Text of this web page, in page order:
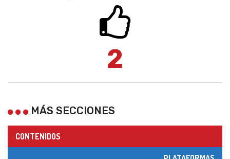
2
MÁS SECCIONES
CONTENIDOS